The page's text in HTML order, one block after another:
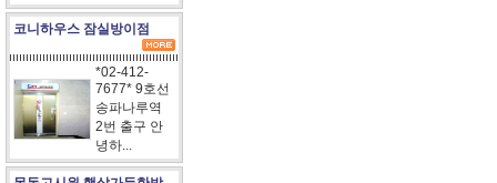
코니하우스 잠실방이점
*02-412-
7677* 9호선
송파나루역
2번 출구 안
녕하...